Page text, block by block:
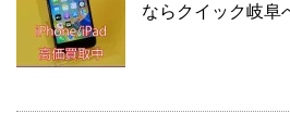
ならクイック岐阜